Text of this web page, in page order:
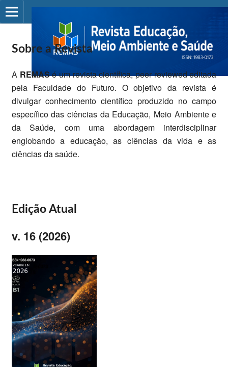
Sobre a Revista
AREMASé um revista científica, peer reviewed editada
pela Faculdade do Futuro. O objetivo da revista é
divulgar conhecimento científico produzido no campo
específico das ciências da Educação, Meio Ambiente e
da Saúde, com uma abordagem interdisciplinar
englobando a educação, as ciências da vida e as
ciências da saúde.
Edição Atual
v. 16 (2026)